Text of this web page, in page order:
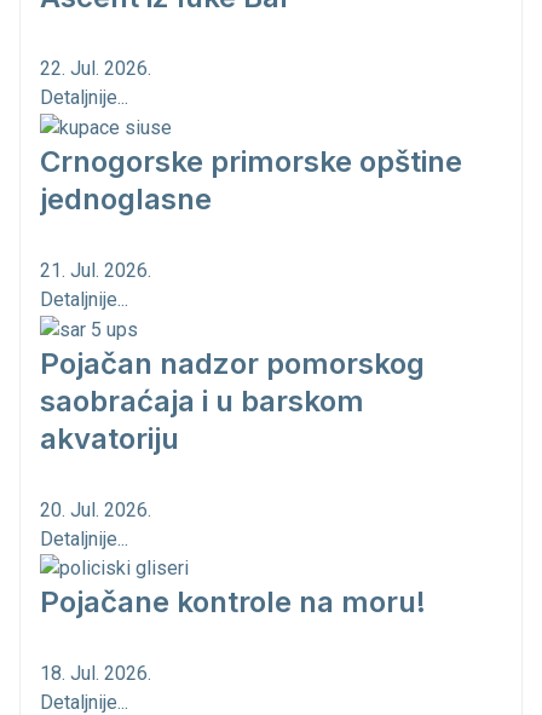
22. Jul. 2026.
Detaljnije...
Crnogorske primorske opštine
jednoglasne
21. Jul. 2026.
Detaljnije...
Pojačan nadzor pomorskog
saobraćaja i u barskom
akvatoriju
20. Jul. 2026.
Detaljnije...
Pojačane kontrole na moru!
18. Jul. 2026.
Detaljnije...